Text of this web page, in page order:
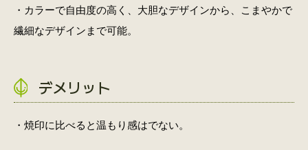
・カラーで自由度の高く、大胆なデザインから、こまやかで
繊細なデザインまで可能。
デメリット
・焼印に比べると温もり感はでない。